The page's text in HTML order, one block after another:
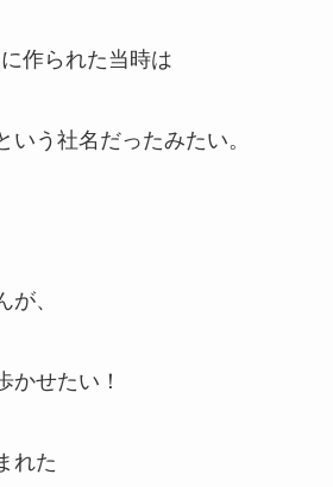
作られた当時は
いう社名だったみたい。
、
かせたい！
れた